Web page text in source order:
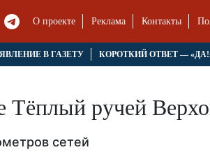
О проекте Реклама Контакты
В ГАЗЕТУ КОРОТКИЙ ОТВЕТ —
Тёплый ручей
сетей